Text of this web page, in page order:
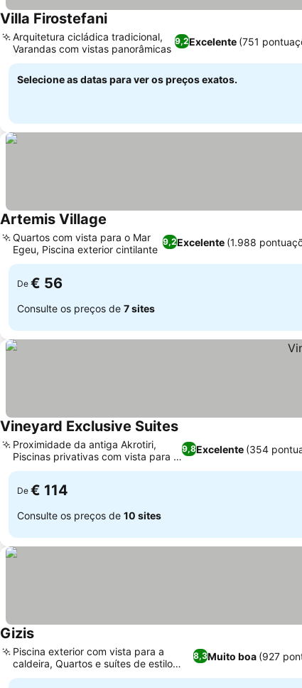
Villa Firostefani
9,2Excelente (751
Arquitetura cicládica tradicional,
Varandas com vistas panorâmicas
Selecione as datas para ver os preços exatos.
Artemis Village
9,2Excelente (1.988
Quartos com vista para o Mar
Egeu, Piscina exterior cintilante
De € 56
Consulte os preços de 7 sites
Vineyard Exclusive Suites
9,8Excelente (354
Proximidade da antiga Akrotiri,
Piscinas privativas com vista para o
mar
De € 114
Consulte os preços de 10 sites
Gizis
8,3Muito boa (927
Piscina exterior com vista para a
caldeira, Quartos e suítes de estilo
tradicional